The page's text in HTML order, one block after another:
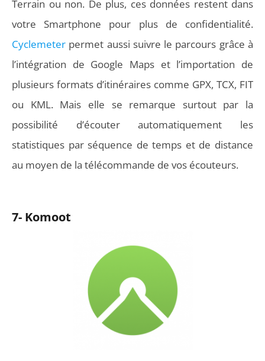
Terrain ou non. De plus, ces données restent dans
votre Smartphone pour plus de confidentialité.
Cyclemeter permet aussi suivre le parcours grâce à
l’intégration de Google Maps et l’importation de
plusieurs formats d’itinéraires comme GPX, TCX, FIT
ou KML. Mais elle se remarque surtout par la
possibilité d’écouter automatiquement les
statistiques par séquence de temps et de distance
au moyen de la télécommande de vos écouteurs.
7- Komoot